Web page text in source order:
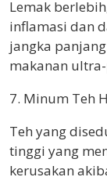
Lemak
inflamasi dan
jangka
makanan
7. Minum Teh
Teh yang
tinggi yang
kerusakan